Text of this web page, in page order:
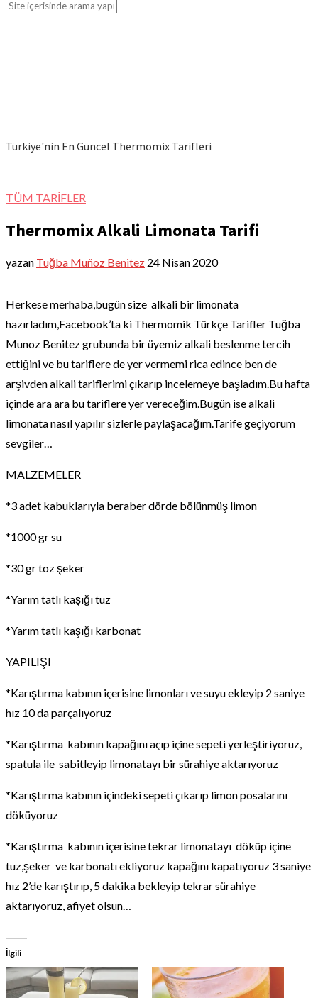
Türkiye'nin En Güncel Thermomix Tarifleri
TÜM TARİFLER
Thermomix Alkali Limonata Tarifi
yazan Tuğba Muñoz Benitez 24 Nisan 2020
Herkese merhaba,bugün size alkali bir limonata
hazırladım,Facebook’ta ki Thermomik Türkçe Tarifler Tuğba
Munoz Benitez grubunda bir üyemiz alkali beslenme tercih
ettiğini ve bu tariflere de yer vermemi rica edince ben de
arşivden alkali tariflerimi çıkarıp incelemeye başladım.Bu hafta
içinde ara ara bu tariflere yer vereceğim.Bugün ise alkali
limonata nasıl yapılır sizlerle paylaşacağım.Tarife geçiyorum
sevgiler…
MALZEMELER
*3 adet kabuklarıyla beraber dörde bölünmüş limon
*1000 gr su
*30 gr toz şeker
*Yarım tatlı kaşığı tuz
*Yarım tatlı kaşığı karbonat
YAPILIŞI
*Karıştırma kabının içerisine limonları ve suyu ekleyip 2 saniye
hız 10 da parçalıyoruz
*Karıştırma kabının kapağını açıp içine sepeti yerleştiriyoruz,
spatula ile sabitleyip limonatayı bir sürahiye aktarıyoruz
*Karıştırma kabının içindeki sepeti çıkarıp limon posalarını
döküyoruz
*Karıştırma kabının içerisine tekrar limonatayı döküp içine
tuz,şeker ve karbonatı ekliyoruz kapağını kapatıyoruz 3 saniye
hız 2’de karıştırıp, 5 dakika bekleyip tekrar sürahiye
aktarıyoruz, afiyet olsun…
İlgili